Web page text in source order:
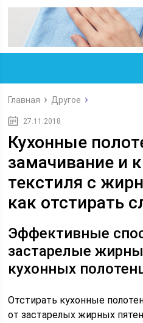
Главная Другое
27.11.2018
Кухонные
замачивание и
текстиля с
как отстирать
Эффективные
застарелые
кухонных
Отстирать кухонные
от застарелых жирных